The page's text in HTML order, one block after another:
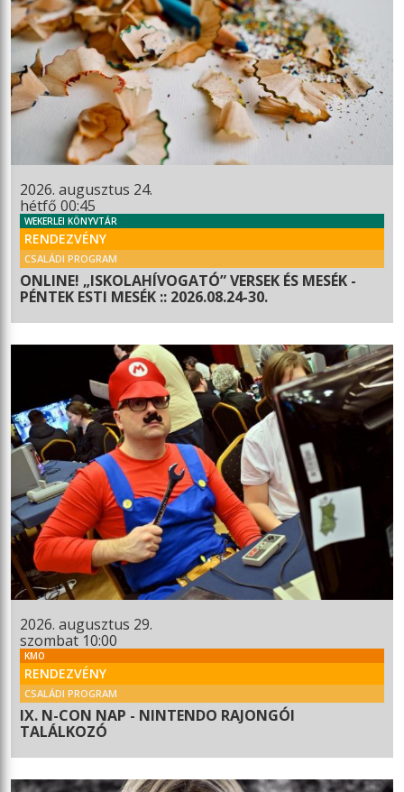
2026. augusztus 24.
hétfő 00:45
WEKERLEI KÖNYVTÁR
RENDEZVÉNY
CSALÁDI PROGRAM
ONLINE! „ISKOLAHÍVOGATÓ” VERSEK ÉS MESÉK -
PÉNTEK ESTI MESÉK :: 2026.08.24-30.
2026. augusztus 29.
szombat 10:00
KMO
RENDEZVÉNY
CSALÁDI PROGRAM
IX. N-CON NAP - NINTENDO RAJONGÓI
TALÁLKOZÓ